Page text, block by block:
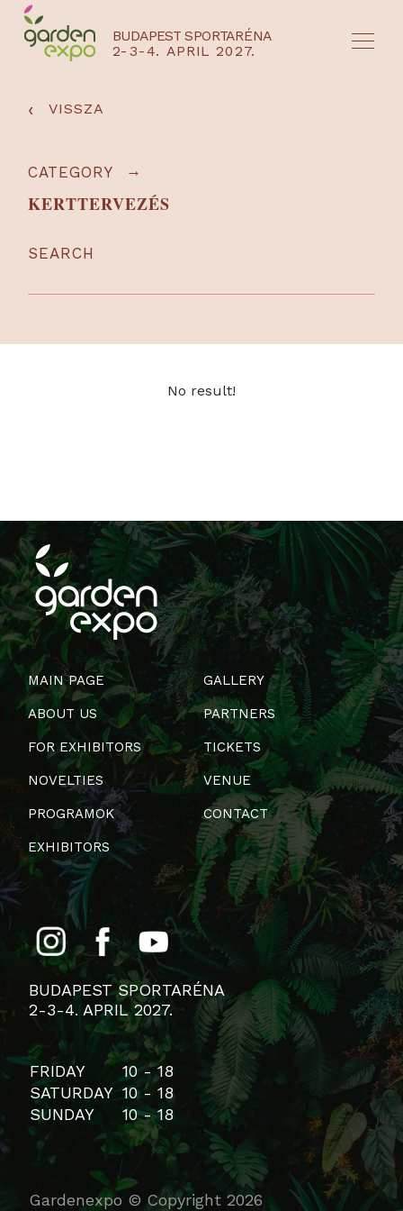
BUDAPEST SPORTARÉNA
2-3-4. APRIL 2027.
NYEREMÉNYJÁTÉK / REGISZTRÁCIÓ
‹ VISSZA
SEARCH
CATEGORY →
KERTTERVEZÉS
No result!
MAIN PAGE
ABOUT US
FOR EXHIBITORS
NOVELTIES
PROGRAMOK
EXHIBITORS
GALLERY
PARTNERS
TICKETS
VENUE
CONTACT
BUDAPEST SPORTARÉNA
2-3-4. APRIL 2027.
FRIDAY
10 - 18
SATURDAY 10 - 18
SUNDAY
10 - 18
Gardenexpo © Copyright 2026